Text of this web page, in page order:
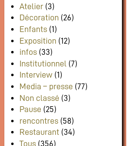
Atelier (3)
Décoration (26)
Enfants (1)
Exposition (12)
infos (33)
Institutionnel (7)
Interview (1)
Media – presse (77)
Non classé (3)
Pause (25)
rencontres (58)
Restaurant (34)
Tous (356)